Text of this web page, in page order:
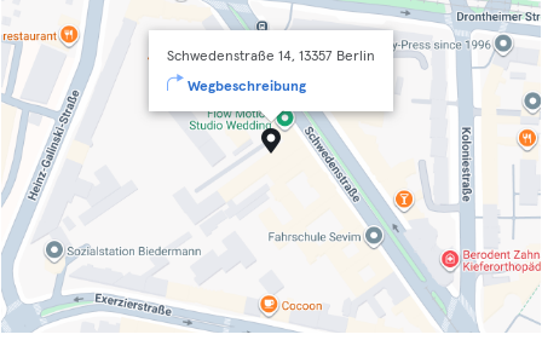
Schwedenstraße 14, 13357 Berlin
Wegbeschreibung